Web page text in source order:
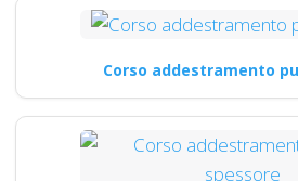
Corso addestramento